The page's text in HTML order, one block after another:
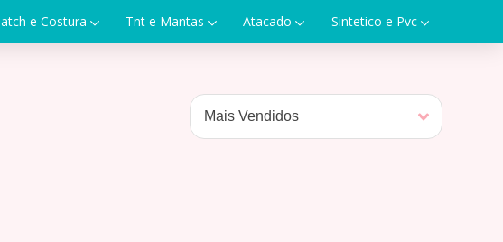
e Costura Tnt e Mantas Atacado Sintetico e Pvc